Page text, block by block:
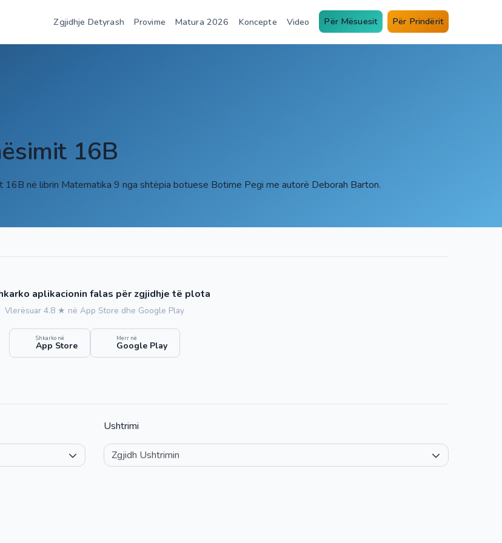
Zgjidhje Detyrash Provime Matura 2026 Koncepte Video Për Mësuesit Për Prindërit
16B
në librin Matematika 9 nga shtëpia botuese Botime Pegi me autorë Deborah Barton.
aplikacionin falas për zgjidhje të plota
Vlerësuar 4.8 ★ në App Store dhe Google Play
Shkarko në
App Store
Merr në
Google Play
Ushtrimi